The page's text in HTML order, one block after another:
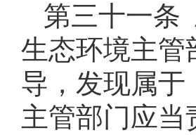
第三十一条
生态环境主管
导，发现属于
主管部门应当